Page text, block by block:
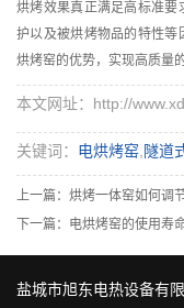
烘烤效果真正满足高标准
护以及被烘烤物品的特性
烘烤窑的优势，实现高质量
本文网址：http://
关键词： 电烘烤窑 隧道
上一篇： 烘烤一体窑如何调
下一篇： 电烘烤窑的使用寿
盐城市旭东电热设备有